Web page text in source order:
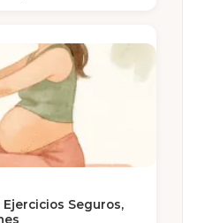
Seguros,